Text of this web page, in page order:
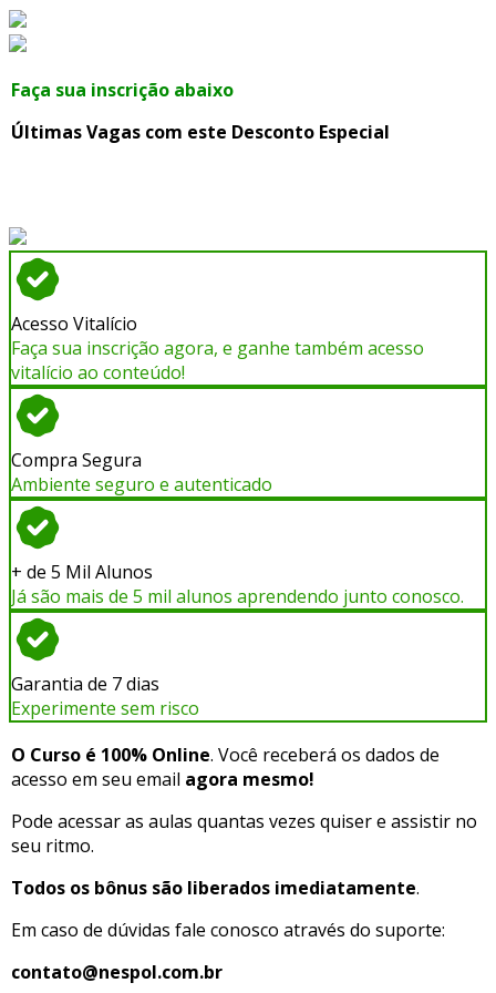
Faça sua inscrição abaixo
Últimas Vagas com este Desconto Especial
Acesso Vitalício
Faça sua inscrição agora, e ganhe também acesso
vitalício ao conteúdo!
Compra Segura
Ambiente seguro e autenticado
+ de 5 Mil Alunos
Já são mais de 5 mil alunos aprendendo junto conosco.
Garantia de 7 dias
Experimente sem risco
O Curso é 100% Online. Você receberá os dados de
acesso em seu email agora mesmo!
Pode acessar as aulas quantas vezes quiser e assistir no
seu ritmo.
Todos os bônus são liberados imediatamente.
Em caso de dúvidas fale conosco através do suporte:
contato@nespol.com.br